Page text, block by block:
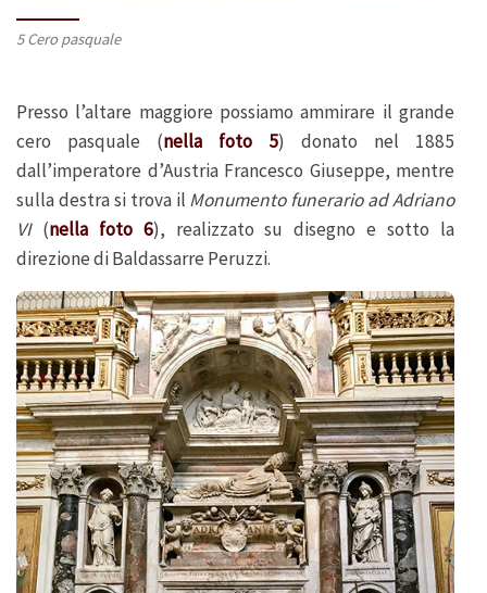
5 Cero pasquale
Presso l’altare maggiore possiamo ammirare il grande
cero pasquale (nella foto 5) donato nel 1885
dall’imperatore d’Austria Francesco Giuseppe, mentre
sulla destra si trova il Monumento funerario ad Adriano
VI(nella foto 6), realizzato su disegno e sotto la
direzione di Baldassarre Peruzzi.